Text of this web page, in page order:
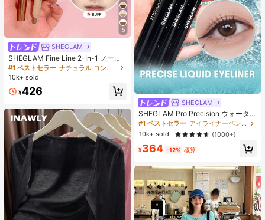
5
SHEGLAM
SHEGLAM Fine Line 2-In-1 ノーズ
コンター&ハイライトペン-Buff ノー
ズシャドウ シェーディング 女性と女
コスメメイクアップ
#1 ベストセラー
ナチュラル コントゥア＆ブロンザー
10k+ sold
¥426
SHEGLAM
SHEGLAM Pro Precision ウォータ
ープルーフリキッドアイライナー-Bl
ack 女性と女の子のためのブランド
ビューティーコスメメイクアップ
#1 ベストセラー
アイライナーペンシル アイライナー
10k+ sold
(1000+)
¥364 -12% 概算